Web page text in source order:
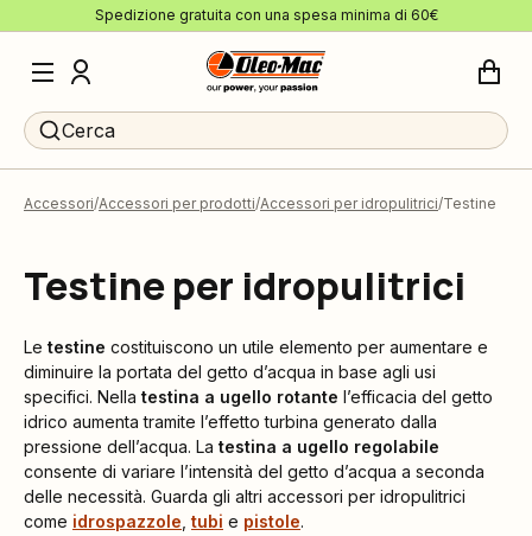
Spedizione gratuita con una spesa minima di 60€
Cerca
Accessori Accessori per prodotti Accessori per idropulitrici Testine
Testine per idropulitrici
Le testine costituiscono un utile elemento per aumentare e
diminuire la portata del getto d’acqua in base agli usi
specifici. Nella testina a ugello rotante l’efficacia del getto
idrico aumenta tramite l’effetto turbina generato dalla
pressione dell’acqua. La testina a ugello regolabile
consente di variare l’intensità del getto d’acqua a seconda
delle necessità. Guarda gli altri accessori per idropulitrici
come idrospazzole tubi e pistole.